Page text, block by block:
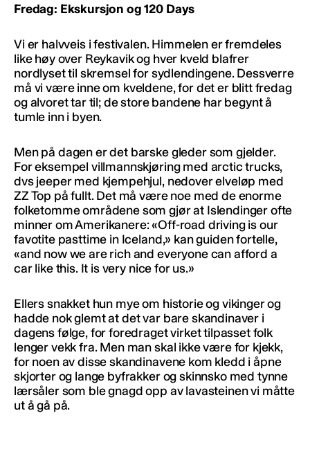
Fredag: Ekskursjon og 120 Days
Vi er halvveis i festivalen. Himmelen er fremdeles
like høy over Reykavik og hver kveld blafrer
nordlyset til skremsel for sydlendingene. Dessverre
må vi være inne om kveldene, for det er blitt fredag
og alvoret tar til; de store bandene har begynt å
tumle inn i byen.
Men på dagen er det barske gleder som gjelder.
For eksempel villmannskjøring med arctic trucks,
dvs jeeper med kjempehjul, nedover elveløp med
ZZ Top på fullt. Det må være noe med de enorme
folketomme områdene som gjør at Islendinger ofte
minner om Amerikanere: «Off-road driving is our
favotite pasttime in Iceland,» kan guiden fortelle,
«and now we are rich and everyone can afford a
car like this. It is very nice for us.»
Ellers snakket hun mye om historie og vikinger og
hadde nok glemt at det var bare skandinaver i
dagens følge, for foredraget virket tilpasset folk
lenger vekk fra. Men man skal ikke være for kjekk,
for noen av disse skandinavene kom kledd i åpne
skjorter og lange byfrakker og skinnsko med tynne
lærsåler som ble gnagd opp av lavasteinen vi måtte
ut å gå på.